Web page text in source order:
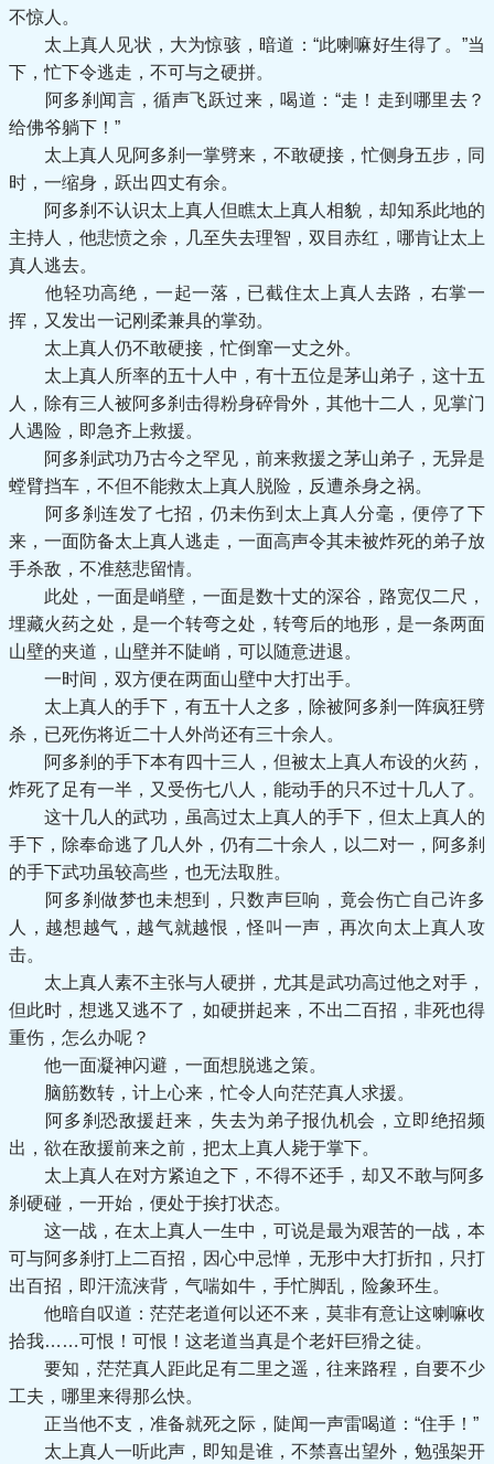
不惊人。
太上真人见状，大为惊骇，暗道：“此喇嘛好生得了。”当
下，忙下令逃走，不可与之硬拼。
阿多刹闻言，循声飞跃过来，喝道：“走！走到哪里去？
给佛爷躺下！”
太上真人见阿多刹一掌劈来，不敢硬接，忙侧身五步，同
时，一缩身，跃出四丈有余。
阿多刹不认识太上真人但瞧太上真人相貌，却知系此地的
主持人，他悲愤之余，几至失去理智，双目赤红，哪肯让太上
真人逃去。
他轻功高绝，一起一落，已截住太上真人去路，右掌一
挥，又发出一记刚柔兼具的掌劲。
太上真人仍不敢硬接，忙倒窜一丈之外。
太上真人所率的五十人中，有十五位是茅山弟子，这十五
人，除有三人被阿多刹击得粉身碎骨外，其他十二人，见掌门
人遇险，即急齐上救援。
阿多刹武功乃古今之罕见，前来救援之茅山弟子，无异是
螳臂挡车，不但不能救太上真人脱险，反遭杀身之祸。
阿多刹连发了七招，仍未伤到太上真人分毫，便停了下
来，一面防备太上真人逃走，一面高声令其未被炸死的弟子放
手杀敌，不准慈悲留情。
此处，一面是峭壁，一面是数十丈的深谷，路宽仅二尺，
埋藏火药之处，是一个转弯之处，转弯后的地形，是一条两面
山壁的夹道，山壁并不陡峭，可以随意进退。
一时间，双方便在两面山壁中大打出手。
太上真人的手下，有五十人之多，除被阿多刹一阵疯狂劈
杀，已死伤将近二十人外尚还有三十余人。
阿多刹的手下本有四十三人，但被太上真人布设的火药，
炸死了足有一半，又受伤七八人，能动手的只不过十几人了。
这十几人的武功，虽高过太上真人的手下，但太上真人的
手下，除奉命逃了几人外，仍有二十余人，以二对一，阿多刹
的手下武功虽较高些，也无法取胜。
阿多刹做梦也未想到，只数声巨响，竟会伤亡自己许多
人，越想越气，越气就越恨，怪叫一声，再次向太上真人攻
击。
太上真人素不主张与人硬拼，尤其是武功高过他之对手，
但此时，想逃又逃不了，如硬拼起来，不出二百招，非死也得
重伤，怎么办呢？
他一面凝神闪避，一面想脱逃之策。
脑筋数转，计上心来，忙令人向茫茫真人求援。
阿多刹恐敌援赶来，失去为弟子报仇机会，立即绝招频
出，欲在敌援前来之前，把太上真人毙于掌下。
太上真人在对方紧迫之下，不得不还手，却又不敢与阿多
刹硬碰，一开始，便处于挨打状态。
这一战，在太上真人一生中，可说是最为艰苦的一战，本
可与阿多刹打上二百招，因心中忌惮，无形中大打折扣，只打
出百招，即汗流浃背，气喘如牛，手忙脚乱，险象环生。
他暗自叹道：茫茫老道何以还不来，莫非有意让这喇嘛收
拾我……可恨！可恨！这老道当真是个老奸巨猾之徒。
要知，茫茫真人距此足有二里之遥，往来路程，自要不少
工夫，哪里来得那么快。
正当他不支，准备就死之际，陡闻一声雷喝道：“住手！”
太上真人一听此声，即知是谁，不禁喜出望外，勉强架开